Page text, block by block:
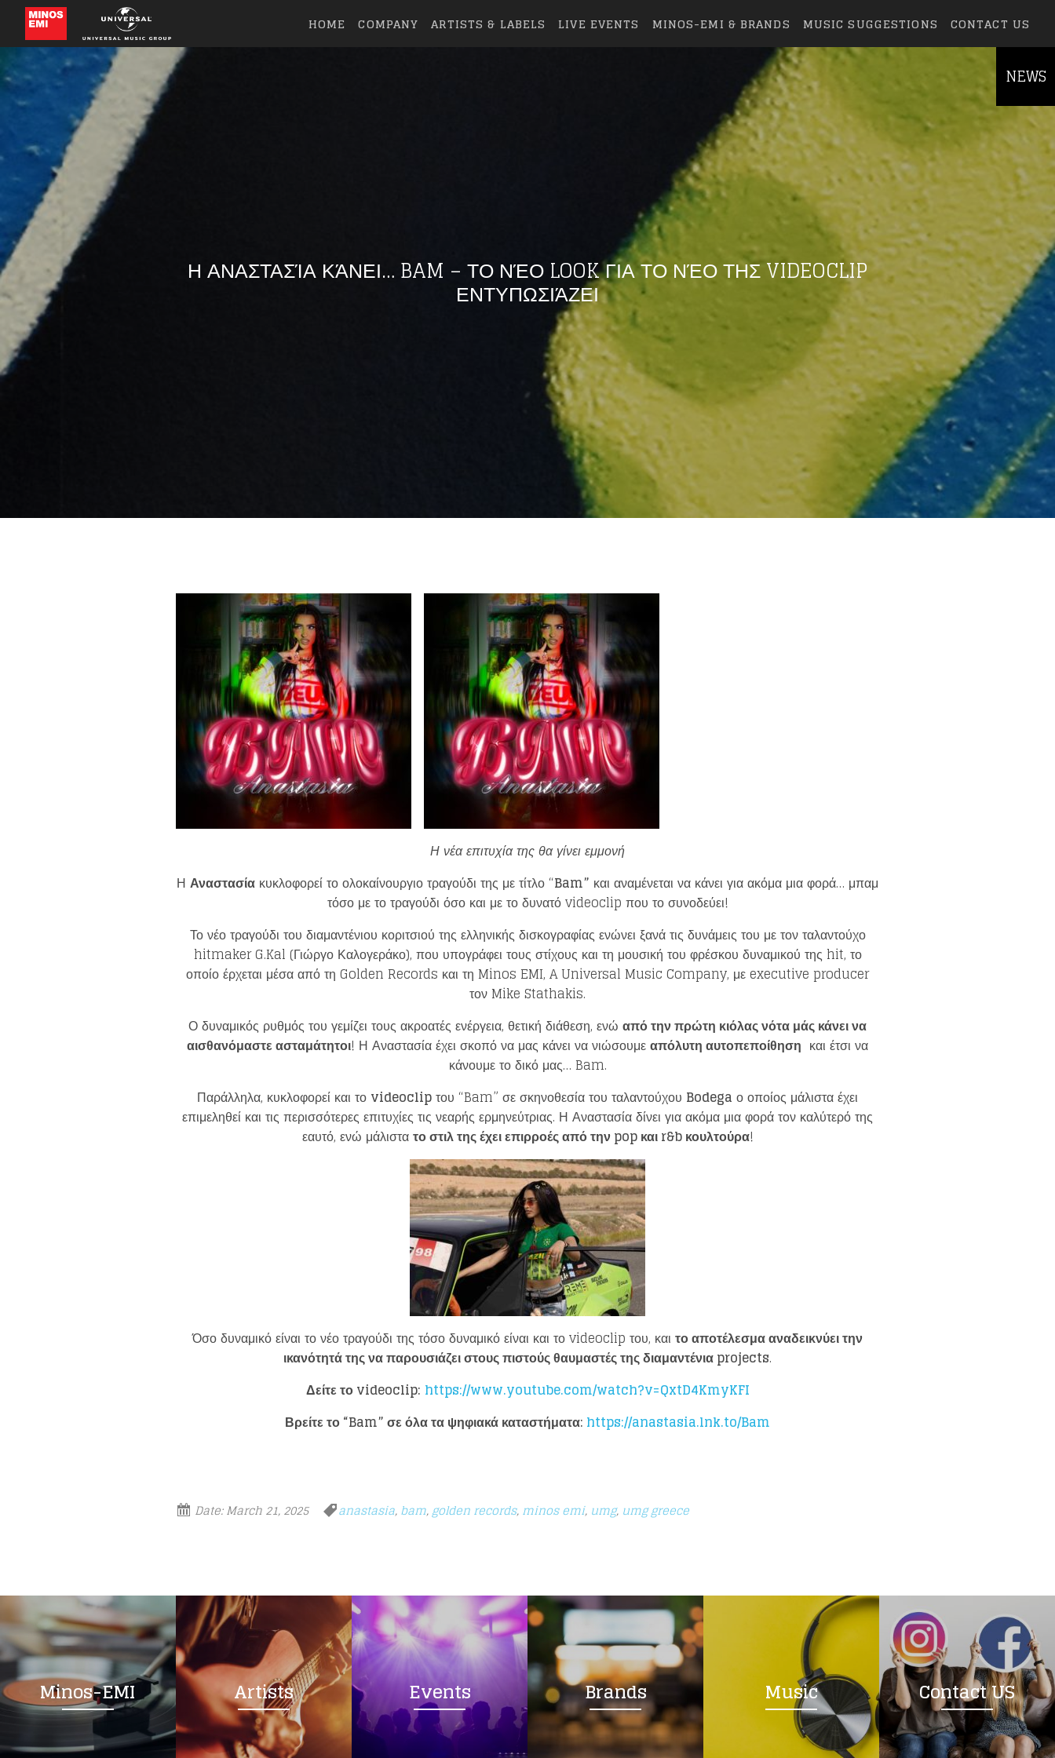
HOME COMPANY ARTISTS & LABELS LIVE EVENTS MINOS-EMI & BRANDS MUSIC SUGGESTIONS CONTACT US
Η ΑΝΑΣΤΑΣΊΑ ΚΆΝΕΙ… BAM – ΤΟ ΝΈΟ LOOK ΓΙΑ ΤΟ ΝΈΟ ΤΗΣ VIDEOCLIP
ΕΝΤΥΠΩΣΙΆΖΕΙ
Η νέα επιτυχία της θα γίνει εμμονή
Η Αναστασία κυκλοφορεί το ολοκαίνουργιο τραγούδι της με τίτλο “Bam” και αναμένεται να κάνει για ακόμα μια φορά… μπαμ
τόσο με το τραγούδι όσο και με το δυνατό videoclip που το συνοδεύει!
Το νέο τραγούδι του διαμαντένιου κοριτσιού της ελληνικής δισκογραφίας ενώνει ξανά τις δυνάμεις του με τον ταλαντούχο
hitmaker G.Kal (Γιώργο Καλογεράκο), που υπογράφει τους στίχους και τη μουσική του φρέσκου δυναμικού της hit, το
οποίο έρχεται μέσα από τη Golden Records και τη Minos EMI, A Universal Music Company, με executive producer
τον Mike Stathakis.
Ο δυναμικός ρυθμός του γεμίζει τους ακροατές ενέργεια, θετική διάθεση, ενώ από την πρώτη κιόλας νότα μάς κάνει να
αισθανόμαστε ασταμάτητοι! Η Αναστασία έχει σκοπό να μας κάνει να νιώσουμεαπόλυτη αυτοπεποίθηση και έτσι να
κάνουμε το δικό μας… Bam.
Παράλληλα, κυκλοφορεί και το videoclipτου “Bam” σε σκηνοθεσία του ταλαντούχου Bodega ο οποίος μάλιστα έχει
επιμεληθεί και τις περισσότερες επιτυχίες τις νεαρής ερμηνεύτριας. Η Αναστασία δίνει για ακόμα μια φορά τον καλύτερό της
εαυτό, ενώ μάλιστατο στιλ της έχει επιρροές από τηνpopκαιr&bκουλτούρα!
Όσο δυναμικό είναι το νέο τραγούδι της τόσο δυναμικό είναι και το videoclip του, και το αποτέλεσμα αναδεικνύει την
ικανότητά της να παρουσιάζει στους πιστούς θαυμαστές της διαμαντένιαprojects.
Δείτε τοvideoclip: https://www.youtube.com/watch?v=QxtD4KmyKFI
Βρείτε το “Bam” σε όλα τα ψηφιακά καταστήματα: https://anastasia.lnk.to/Bam
Date:March 21, 2025 anastasia,bam,golden records,minos emi, umg, umg greece
Minos-EMI Artists Events Brands Music Contact US
NEWS
Get news from your favorite artists before everyone else.
Loading your form, please wait...